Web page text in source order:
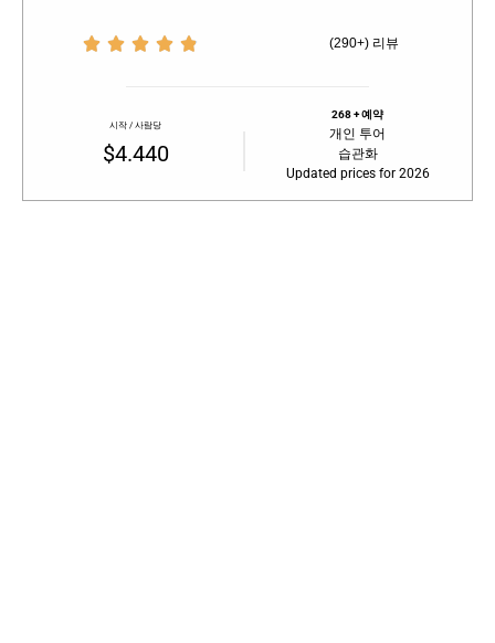
     (290+) 리뷰
시작 / 사람당
$4.440
268 + 예약
개인 투어
습관화
Updated prices for 2026